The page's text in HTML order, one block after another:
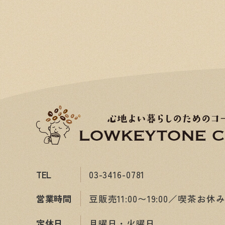
TEL
03-3416-0781
営業時間
豆販売11:00〜19:00／喫茶お休